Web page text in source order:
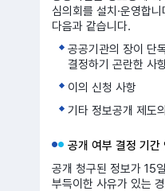
심의회를 설치·운영합
다음과 같습니다.
공공기관의 장이 단
결정하기 곤란한 사
이의 신청 사항
기타 정보공개 제도
공개 여부 결정 기간
공개 청구된 정보가 15
부득이한 사유가 있는